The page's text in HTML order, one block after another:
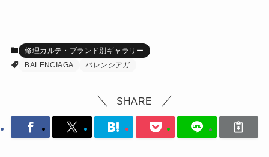
修理カルテ・ブランド別ギャラリー
BALENCIAGA
バレンシアガ
SHARE